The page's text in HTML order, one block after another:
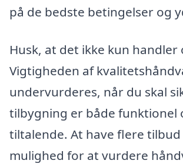
på de bedste betingelser og
Husk, at det ikke kun handler
Vigtigheden af
undervurderes, når du skal
tilbygning er både funktionel
tiltalende. At have flere
mulighed for at vurdere